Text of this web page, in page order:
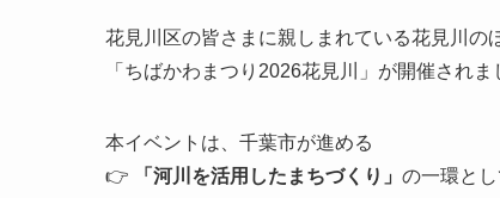
花見川区の皆さまに親しまれている花見川の
「ちばかわまつり2026花見川」が開催されま
本イベントは、千葉市が進める
👉
「河川を活用したまちづくり」 の一環とし